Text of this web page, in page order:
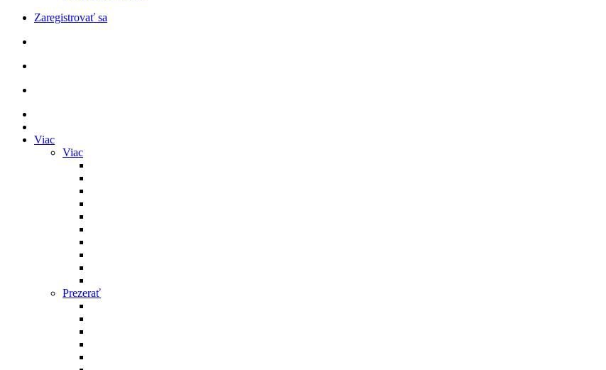
Zaregistrovať sa
Viac
Viac
Prezerať